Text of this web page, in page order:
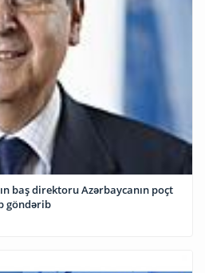
baş direktoru Azərbaycanın poçt
göndərib